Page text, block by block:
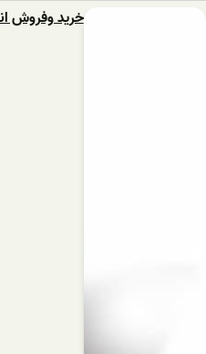
خرید وفروش